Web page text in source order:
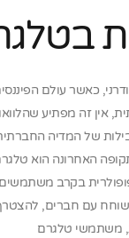
כאשר עולם
אין זה מפתיע
של המדיה
האחרונה הוא
בקרב
עם חברים, להצטרף
משתמשי טלגרם